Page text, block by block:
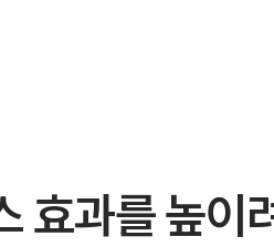
효과를 높이